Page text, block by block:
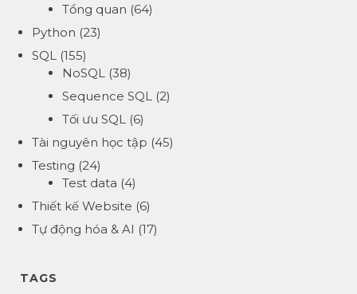
Tổng quan (64)
Python (23)
SQL
(155)
NoSQL
(38)
Sequence SQL
(2)
Tối ưu SQL
(6)
Tài nguyên học tập (45)
Testing (24)
Test data (4)
Thiết kế Website (6)
Tự động hóa & AI (17)
TAGS